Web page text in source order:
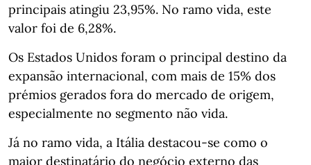
principais atingiu 23,95%. No ramo vida, este
valor foi de 6,28%.
Os Estados Unidos foram o principal destino da
expansão internacional, com mais de 15% dos
prémios gerados fora do mercado de origem,
especialmente no segmento não vida.
Já no ramo vida, a Itália destacou-se como o
maior destinatário do negócio externo das